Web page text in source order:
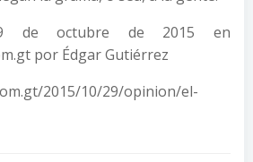
de octubre de 2015 en
por Édgar Gutiérrez
2015/10/29/opinion/el-